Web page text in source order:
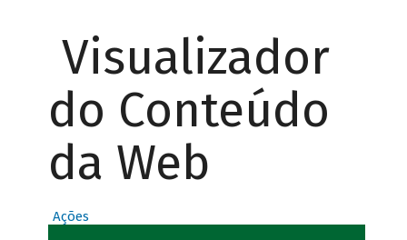
Visualizador
do Conteúdo
da Web
Ações